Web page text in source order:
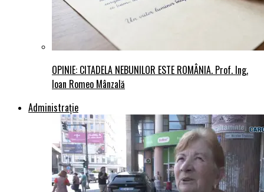
OPINIE: CITADELA NEBUNILOR ESTE ROMÂNIA. Prof. Ing.
Ioan Romeo Mânzală
Administraţie